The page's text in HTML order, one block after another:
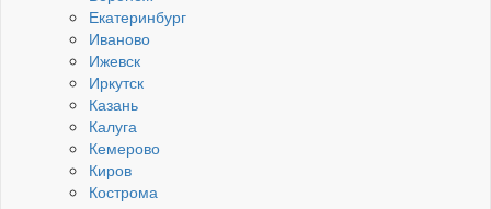
Екатеринбург
Иваново
Ижевск
Иркутск
Казань
Калуга
Кемерово
Киров
Кострома